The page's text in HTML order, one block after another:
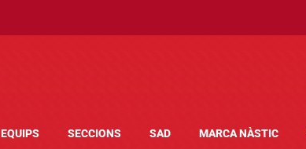
EQUIPS SECCIONS SAD MARCA NÀSTIC